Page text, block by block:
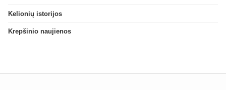
Kelionių istorijos
Krepšinio naujienos